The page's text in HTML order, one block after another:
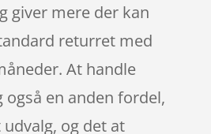
giver mere der kan
returret med
At handle
også en anden fordel,
og det at